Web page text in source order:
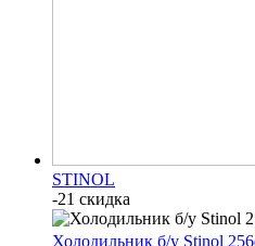
STINOL
-21 скидка
Холодильник б/у Stinol